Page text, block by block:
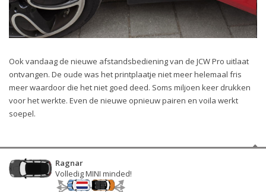
Ook vandaag de nieuwe afstandsbediening van de JCW Pro uitlaat
ontvangen. De oude was het printplaatje niet meer helemaal fris
meer waardoor die het niet goed deed. Soms miljoen keer drukken
voor het werkte. Even de nieuwe opnieuw pairen en voila werkt
soepel.
Ragnar
Volledig MINI minded!